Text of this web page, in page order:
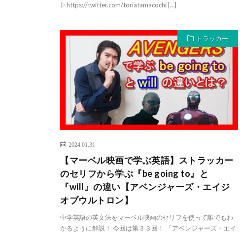
▷https://twitter.com/toriatamacochi […]
トラッカー
2024.01.31
【マーベル映画で学ぶ英語】ストラッカー
のセリフから学ぶ『be going to』と
『will』の違い【アベンジャーズ・エイジ
オブウルトロン】
中学英語の英文法をマーベル映画のセリフを使って誰でもわ
かるように解説！ 今回は第３３回！ 「アベンジャーズ・エイ